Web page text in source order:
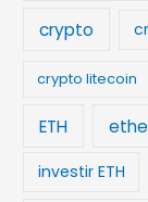
crypto
crypto litecoin
ETH
investir ETH